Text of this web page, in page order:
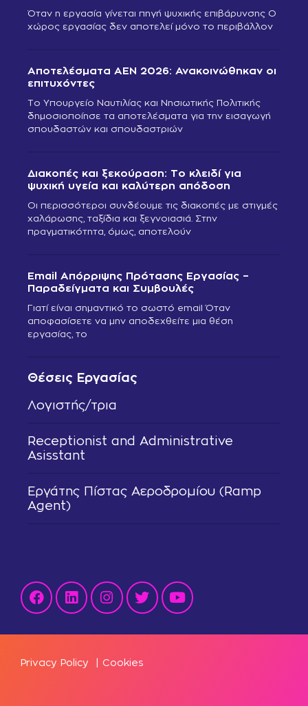
Θέσεις Εργασίας
Λογιστής/τρια
Receptionist and Administrative
Asisstant
Εργάτης Πίστας Αεροδρομίου (Ramp
Agent)
Όταν η εργασία γίνεται πηγή ψυχικής επιβάρυνσης Ο
χώρος εργασίας δεν αποτελεί μόνο το περιβάλλον
Αποτελέσματα ΑΕΝ 2026: Ανακοινώθηκαν οι
επιτυχόντες
Το Υπουργείο Ναυτιλίας και Νησιωτικής Πολιτικής
δημοσιοποίησε τα αποτελέσματα για την εισαγωγή
σπουδαστών και σπουδαστριών
Διακοπές και ξεκούραση: Το κλειδί για
ψυχική υγεία και καλύτερη απόδοση
Οι περισσότεροι συνδέουμε τις διακοπές με στιγμές
χαλάρωσης, ταξίδια και ξεγνοιασιά. Στην
πραγματικότητα, όμως, αποτελούν
Email Απόρριψης Πρότασης Εργασίας –
Παραδείγματα και Συμβουλές
Γιατί είναι σημαντικό το σωστό email Όταν
αποφασίσετε να μην αποδεχθείτε μια θέση
εργασίας, το
Privacy Policy | Cookies